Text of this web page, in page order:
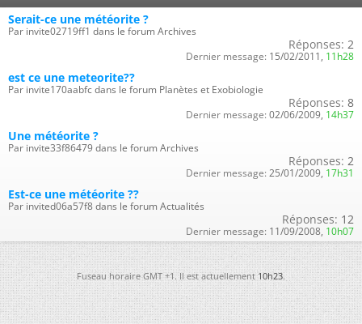
Serait-ce une météorite ?
Par invite02719ff1 dans le forum Archives
Réponses: 2
Dernier message: 15/02/2011, 11h28
est ce une meteorite??
Par invite170aabfc dans le forum Planètes et Exobiologie
Réponses: 8
Dernier message: 02/06/2009, 14h37
Une météorite ?
Par invite33f86479 dans le forum Archives
Réponses: 2
Dernier message: 25/01/2009, 17h31
Est-ce une météorite ??
Par invited06a57f8 dans le forum Actualités
Réponses: 12
Dernier message: 11/09/2008, 10h07
Fuseau horaire GMT +1. Il est actuellement10h23.